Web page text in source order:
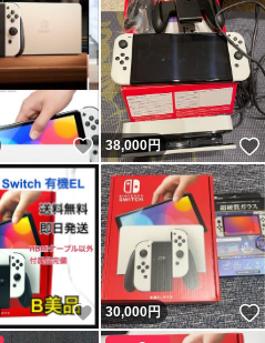
いいね！
38,000円
いいね！
30,000円